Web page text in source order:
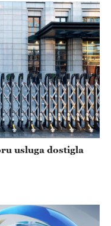
usluga dostigla